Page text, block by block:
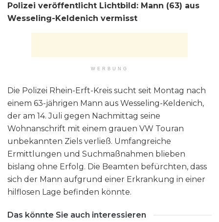
Polizei veröffentlicht Lichtbild: Mann (63) aus
Wesseling-Keldenich vermisst
WERBUNG
Die Polizei Rhein-Erft-Kreis sucht seit Montag nach
einem 63-jährigen Mann aus Wesseling-Keldenich,
der am 14. Juli gegen Nachmittag seine
Wohnanschrift mit einem grauen VW Touran
unbekannten Ziels verließ. Umfangreiche
Ermittlungen und Suchmaßnahmen blieben
bislang ohne Erfolg. Die Beamten befürchten, dass
sich der Mann aufgrund einer Erkrankung in einer
hilflosen Lage befinden könnte.
Das könnte Sie auch interessieren